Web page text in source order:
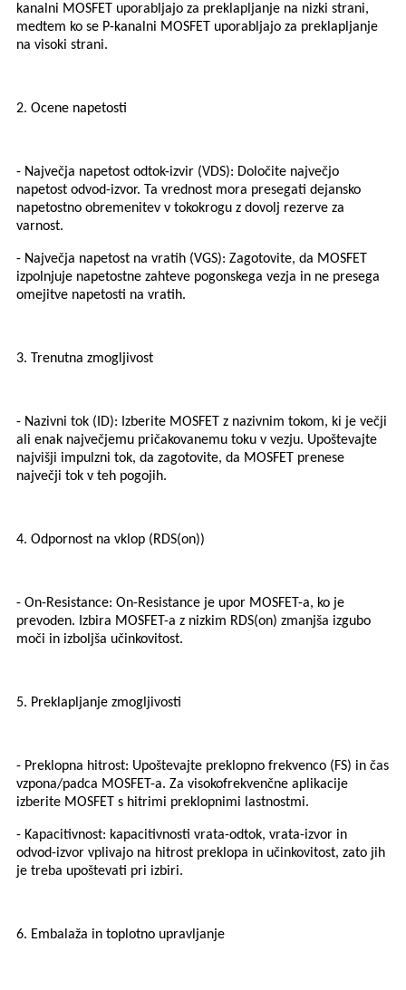
kanalni MOSFET uporabljajo za preklapljanje na nizki strani,
medtem ko se P-kanalni MOSFET uporabljajo za preklapljanje
na visoki strani.
2. Ocene napetosti
- Največja napetost odtok-izvir (VDS): Določite največjo
napetost odvod-izvor. Ta vrednost mora presegati dejansko
napetostno obremenitev v tokokrogu z dovolj rezerve za
varnost.
- Največja napetost na vratih (VGS): Zagotovite, da MOSFET
izpolnjuje napetostne zahteve pogonskega vezja in ne presega
omejitve napetosti na vratih.
3. Trenutna zmogljivost
- Nazivni tok (ID): Izberite MOSFET z nazivnim tokom, ki je večji
ali enak največjemu pričakovanemu toku v vezju. Upoštevajte
najvišji impulzni tok, da zagotovite, da MOSFET prenese
največji tok v teh pogojih.
4. Odpornost na vklop (RDS(on))
- On-Resistance: On-Resistance je upor MOSFET-a, ko je
prevoden. Izbira MOSFET-a z nizkim RDS(on) zmanjša izgubo
moči in izboljša učinkovitost.
5. Preklapljanje zmogljivosti
- Preklopna hitrost: Upoštevajte preklopno frekvenco (FS) in čas
vzpona/padca MOSFET-a. Za visokofrekvenčne aplikacije
izberite MOSFET s hitrimi preklopnimi lastnostmi.
- Kapacitivnost: kapacitivnosti vrata-odtok, vrata-izvor in
odvod-izvor vplivajo na hitrost preklopa in učinkovitost, zato jih
je treba upoštevati pri izbiri.
6. Embalaža in toplotno upravljanje